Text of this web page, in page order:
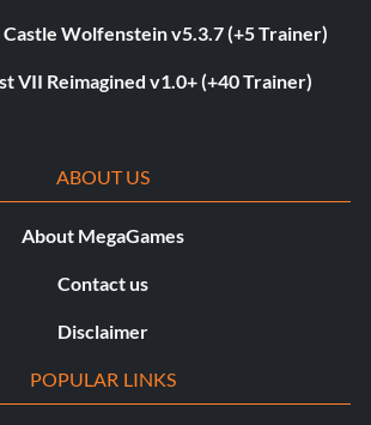
Castle Wolfenstein v5.3.7 (+5 Trainer)
VII Reimagined v1.0+ (+40 Trainer)
ABOUT US
About MegaGames
Contact us
Disclaimer
POPULAR LINKS